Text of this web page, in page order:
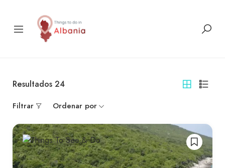
Resultados 24
Filtrar Ordenar por